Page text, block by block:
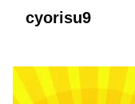
cyorisu9